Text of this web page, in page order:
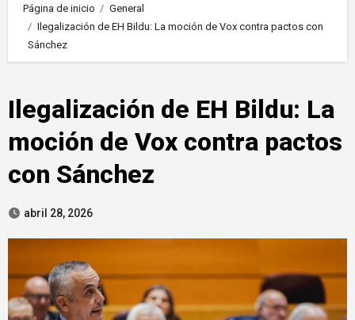
Página de inicio
General
Ilegalización de EH Bildu: La moción de Vox contra pactos con
Sánchez
Ilegalización de EH Bildu: La
moción de Vox contra pactos
con Sánchez
abril 28, 2026